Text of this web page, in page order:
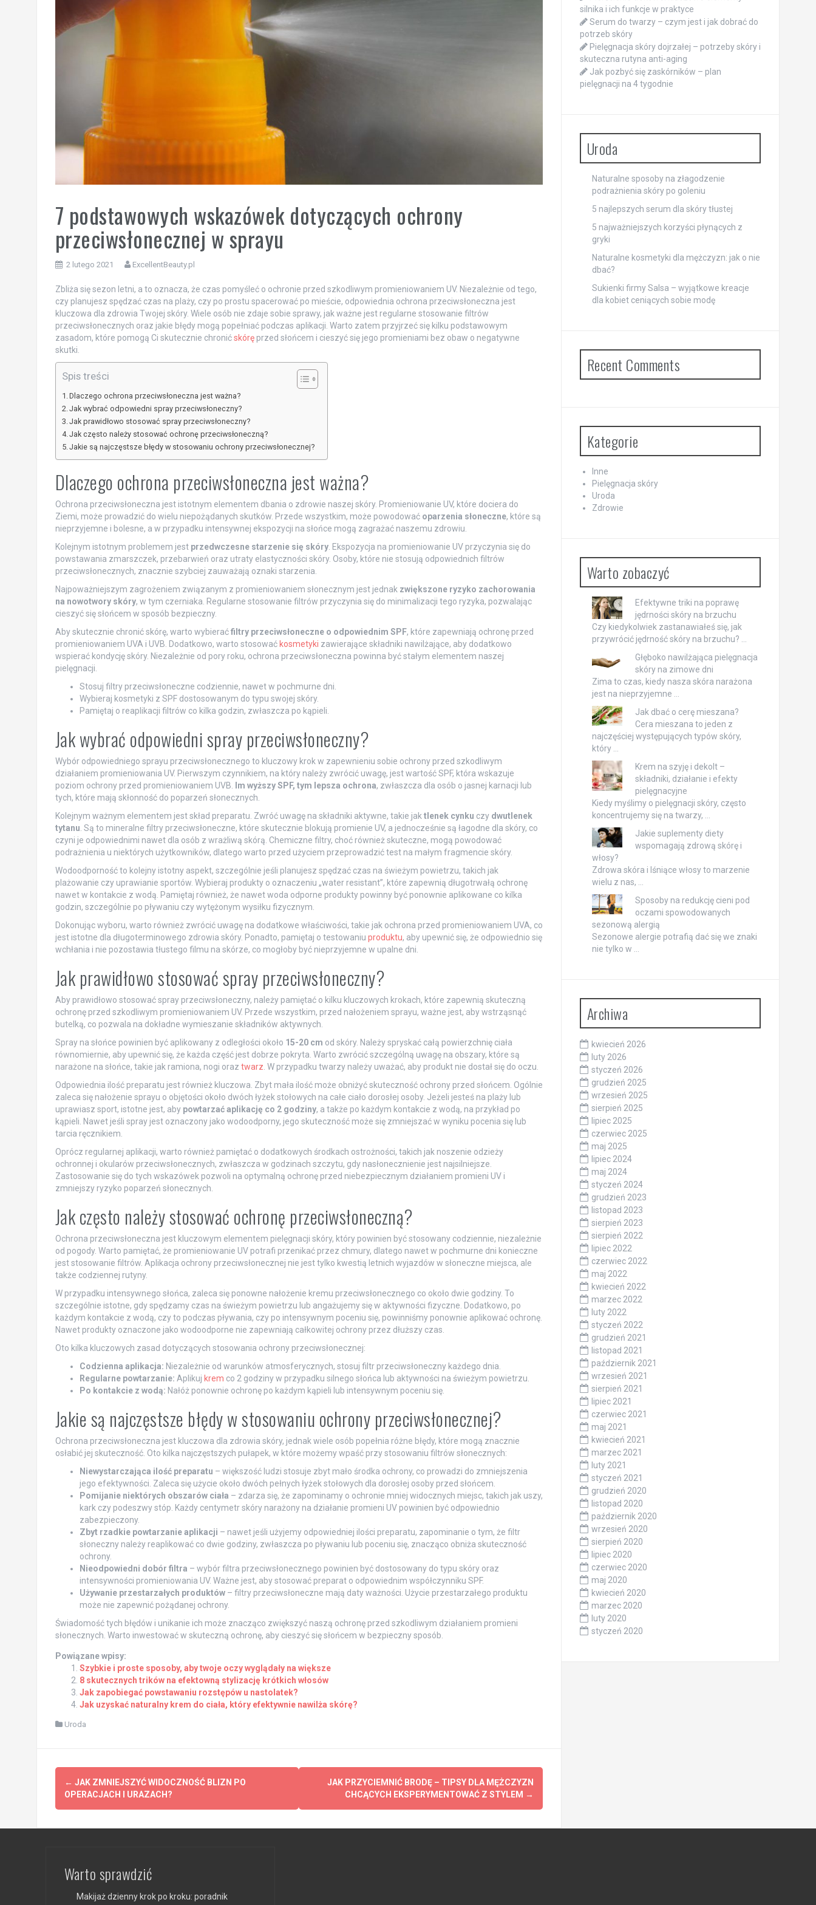
7 podstawowych wskazówek dotyczących ochrony
przeciwsłonecznej w sprayu
2 lutego 2021 ExcellentBeauty.pl
Zbliża się sezon letni, a to oznacza, że czas pomyśleć o ochronie przed szkodliwym promieniowaniem UV. Niezależnie od tego,
czy planujesz spędzać czas na plaży, czy po prostu spacerować po mieście, odpowiednia ochrona przeciwsłoneczna jest
kluczowa dla zdrowia Twojej skóry. Wiele osób nie zdaje sobie sprawy, jak ważne jest regularne stosowanie filtrów
przeciwsłonecznych oraz jakie błędy mogą popełniać podczas aplikacji. Warto zatem przyjrzeć się kilku podstawowym
zasadom, które pomogą Ci skutecznie chronićskóręprzed słońcem i cieszyć się jego promieniami bez obaw o negatywne
skutki.
Spis treści
Dlaczego ochrona przeciwsłoneczna jest ważna?
Jak wybrać odpowiedni spray przeciwsłoneczny?
Jak prawidłowo stosować spray przeciwsłoneczny?
Jak często należy stosować ochronę przeciwsłoneczną?
Jakie są najczęstsze błędy w stosowaniu ochrony przeciwsłonecznej?
Dlaczego ochrona przeciwsłoneczna jest ważna?
Ochrona przeciwsłoneczna jest istotnym elementem dbania o zdrowie naszej skóry. Promieniowanie UV, które dociera do
Ziemi, może prowadzić do wielu niepożądanych skutków. Przede wszystkim, może powodować oparzenia słoneczne, które są
nieprzyjemne i bolesne, a w przypadku intensywnej ekspozycji na słońce mogą zagrażać naszemu zdrowiu.
Kolejnym istotnym problemem jest przedwczesne starzenie się skóry. Ekspozycja na promieniowanie UV przyczynia się do
powstawania zmarszczek, przebarwień oraz utraty elastyczności skóry. Osoby, które nie stosują odpowiednich filtrów
przeciwsłonecznych, znacznie szybciej zauważają oznaki starzenia.
Najpoważniejszym zagrożeniem związanym z promieniowaniem słonecznym jest jednak zwiększone ryzyko zachorowania
na nowotwory skóry, w tym czerniaka. Regularne stosowanie filtrów przyczynia się do minimalizacji tego ryzyka, pozwalając
cieszyć się słońcem w sposób bezpieczny.
Aby skutecznie chronić skórę, warto wybieraćfiltry przeciwsłoneczne o odpowiednim SPF, które zapewniają ochronę przed
promieniowaniem UVA i UVB. Dodatkowo, warto stosować kosmetyki zawierające składniki nawilżające, aby dodatkowo
wspierać kondycję skóry. Niezależnie od pory roku, ochrona przeciwsłoneczna powinna być stałym elementem naszej
pielęgnacji.
Stosuj filtry przeciwsłoneczne codziennie, nawet w pochmurne dni.
Wybieraj kosmetyki z SPF dostosowanym do typu swojej skóry.
Pamiętaj o reaplikacji filtrów co kilka godzin, zwłaszcza po kąpieli.
Jak wybrać odpowiedni spray przeciwsłoneczny?
Wybór odpowiedniego sprayu przeciwsłonecznego to kluczowy krok w zapewnieniu sobie ochrony przed szkodliwym
działaniem promieniowania UV. Pierwszym czynnikiem, na który należy zwrócić uwagę, jest wartość SPF, która wskazuje
poziom ochrony przed promieniowaniem UVB.
Im wyższy SPF, tym lepsza ochrona, zwłaszcza dla osób o jasnej karnacji lub
tych, które mają skłonność do poparzeń słonecznych.
Kolejnym ważnym elementem jest skład preparatu. Zwróć uwagę na składniki aktywne, takie jak tlenek cynku czy dwutlenek
tytanu . Są to mineralne filtry przeciwsłoneczne, które skutecznie blokują promienie UV, a jednocześnie są łagodne dla skóry, co
czyni je odpowiednimi nawet dla osób z wrażliwą skórą. Chemiczne filtry, choć również skuteczne, mogą powodować
podrażnienia u niektórych użytkowników, dlatego warto przed użyciem przeprowadzić test na małym fragmencie skóry.
Wodoodporność to kolejny istotny aspekt, szczególnie jeśli planujesz spędzać czas na świeżym powietrzu, takich jak
plażowanie czy uprawianie sportów. Wybieraj produkty o oznaczeniu „water resistant”, które zapewnią długotrwałą ochronę
nawet w kontakcie z wodą. Pamiętaj również, że nawet woda odporne produkty powinny być ponownie aplikowane co kilka
godzin, szczególnie po pływaniu czy wytężonym wysiłku fizycznym.
Dokonując wyboru, warto również zwrócić uwagę na dodatkowe właściwości, takie jak ochrona przed promieniowaniem UVA, co
jest istotne dla długoterminowego zdrowia skóry. Ponadto, pamiętaj o testowaniu produktu, aby upewnić się, że odpowiednio się
wchłania i nie pozostawia tłustego filmu na skórze, co mogłoby być nieprzyjemne w upalne dni.
Jak prawidłowo stosować spray przeciwsłoneczny?
Aby prawidłowo stosować spray przeciwsłoneczny, należy pamiętać o kilku kluczowych krokach, które zapewnią skuteczną
ochronę przed szkodliwym promieniowaniem UV. Przede wszystkim, przed nałożeniem sprayu, ważne jest, aby wstrząsnąć
butelką, co pozwala na dokładne wymieszanie składników aktywnych.
Spray na słońce powinien być aplikowany z odległości około 15-20 cm od skóry. Należy spryskać całą powierzchnię ciała
równomiernie, aby upewnić się, że każda część jest dobrze pokryta. Warto zwrócić szczególną uwagę na obszary, które są
narażone na słońce, takie jak ramiona, nogi oraz twarz . W przypadku twarzy należy uważać, aby produkt nie dostał się do oczu.
Odpowiednia ilość preparatu jest również kluczowa. Zbyt mała ilość może obniżyć skuteczność ochrony przed słońcem. Ogólnie
zaleca się nałożenie sprayu o objętości około dwóch łyżek stołowych na całe ciało dorosłej osoby. Jeżeli jesteś na plaży lub
uprawiasz sport, istotne jest, aby powtarzać aplikację co 2 godziny, a także po każdym kontakcie z wodą, na przykład po
kąpieli. Nawet jeśli spray jest oznaczony jako wodoodporny, jego skuteczność może się zmniejszać w wyniku pocenia się lub
tarcia ręcznikiem.
Oprócz regularnej aplikacji, warto również pamiętać o dodatkowych środkach ostrożności, takich jak noszenie odzieży
ochronnej i okularów przeciwsłonecznych, zwłaszcza w godzinach szczytu, gdy nasłonecznienie jest najsilniejsze.
Zastosowanie się do tych wskazówek pozwoli na optymalną ochronę przed niebezpiecznym działaniem promieni UV i
zmniejszy ryzyko poparzeń słonecznych.
Jak często należy stosować ochronę przeciwsłoneczną?
Ochrona przeciwsłoneczna jest kluczowym elementem pielęgnacji skóry, który powinien być stosowany codziennie, niezależnie
od pogody. Warto pamiętać, że promieniowanie UV potrafi przenikać przez chmury, dlatego nawet w pochmurne dni konieczne
jest stosowanie filtrów. Aplikacja ochrony przeciwsłonecznej nie jest tylko kwestią letnich wyjazdów w słoneczne miejsca, ale
także codziennej rutyny.
W przypadku intensywnego słońca, zaleca się ponowne nałożenie kremu przeciwsłonecznego co około dwie godziny. To
szczególnie istotne, gdy spędzamy czas na świeżym powietrzu lub angażujemy się w aktywności fizyczne. Dodatkowo, po
każdym kontakcie z wodą, czy to podczas pływania, czy po intensywnym poceniu się, powinniśmy ponownie aplikować ochronę.
Nawet produkty oznaczone jako wodoodporne nie zapewniają całkowitej ochrony przez dłuższy czas.
Oto kilka kluczowych zasad dotyczących stosowania ochrony przeciwsłonecznej:
Codzienna aplikacja: Niezależnie od warunków atmosferycznych, stosuj filtr przeciwsłoneczny każdego dnia.
Regularne powtarzanie: Aplikuj krem co 2 godziny w przypadku silnego słońca lub aktywności na świeżym powietrzu.
Po kontakcie z wodą: Nałóż ponownie ochronę po każdym kąpieli lub intensywnym poceniu się.
Jakie są najczęstsze błędy w stosowaniu ochrony przeciwsłonecznej?
Ochrona przeciwsłoneczna jest kluczowa dla zdrowia skóry, jednak wiele osób popełnia różne błędy, które mogą znacznie
osłabić jej skuteczność. Oto kilka najczęstszych pułapek, w które możemy wpaść przy stosowaniu filtrów słonecznych:
Niewystarczająca ilość preparatu – większość ludzi stosuje zbyt mało środka ochrony, co prowadzi do zmniejszenia
jego efektywności. Zaleca się użycie około dwóch pełnych łyżek stołowych dla dorosłej osoby przed słońcem.
Pomijanie niektórych obszarów ciała – zdarza się, że zapominamy o ochronie mniej widocznych miejsc, takich jak uszy,
kark czy podeszwy stóp. Każdy centymetr skóry narażony na działanie promieni UV powinien być odpowiednio
zabezpieczony.
Zbyt rzadkie powtarzanie aplikacji – nawet jeśli użyjemy odpowiedniej ilości preparatu, zapominanie o tym, że filtr
słoneczny należy reaplikować co dwie godziny, zwłaszcza po pływaniu lub poceniu się, znacząco obniża skuteczność
ochrony.
Nieodpowiedni dobór filtra – wybór filtra przeciwsłonecznego powinien być dostosowany do typu skóry oraz
intensywności promieniowania UV. Ważne jest, aby stosować preparat o odpowiednim współczynniku SPF.
Używanie przestarzałych produktów– filtry przeciwsłoneczne mają daty ważności. Użycie przestarzałego produktu
może nie zapewnić pożądanej ochrony.
Świadomość tych błędów i unikanie ich może znacząco zwiększyć naszą ochronę przed szkodliwym działaniem promieni
słonecznych. Warto inwestować w skuteczną ochronę, aby cieszyć się słońcem w bezpieczny sposób.
Powiązane wpisy:
Szybkie i proste sposoby, aby twoje oczy wyglądały na większe
8 skutecznych trików na efektowną stylizację krótkich włosów
Jak zapobiegać powstawaniu rozstępów u nastolatek?
Jak uzyskać naturalny krem do ciała, który efektywnie nawilża skórę?
Uroda
Post
navigation
← JAK ZMNIEJSZYĆ WIDOCZNOŚĆ BLIZN PO
OPERACJACH I URAZACH?
JAK PRZYCIEMNIĆ BRODĘ – TIPSY DLA MĘŻCZYZN
CHCĄCYCH EKSPERYMENTOWAĆ Z STYLEM →
silnika i ich funkcje w praktyce
Serum do twarzy – czym jest i jak dobrać do
potrzeb skóry
Pielęgnacja skóry dojrzałej – potrzeby skóry i
skuteczna rutyna anti-aging
Jak pozbyć się zaskórników – plan
pielęgnacji na 4 tygodnie
Uroda
Naturalne sposoby na złagodzenie
podrażnienia skóry po goleniu
5 najlepszych serum dla skóry tłustej
5 najważniejszych korzyści płynących z
gryki
Naturalne kosmetyki dla mężczyzn: jak o nie
dbać?
Sukienki firmy Salsa – wyjątkowe kreacje
dla kobiet ceniących sobie modę
Recent Comments
Kategorie
Inne
Pielęgnacja skóry
Uroda
Zdrowie
Warto zobaczyć
Efektywne triki na poprawę
jędrności skóry na brzuchu
Czy kiedykolwiek zastanawiałeś się, jak
przywrócić jędrność skóry na brzuchu? …
Głęboko nawilżająca pielęgnacja
skóry na zimowe dni
Zima to czas, kiedy nasza skóra narażona
jest na nieprzyjemne …
Jak dbać o cerę mieszana?
Cera mieszana to jeden z
najczęściej występujących typów skóry,
który …
Krem na szyję i dekolt –
składniki, działanie i efekty
pielęgnacyjne
Kiedy myślimy o pielęgnacji skóry, często
koncentrujemy się na twarzy, …
Jakie suplementy diety
wspomagają zdrową skórę i
włosy?
Zdrowa skóra i lśniące włosy to marzenie
wielu z nas, …
Sposoby na redukcję cieni pod
oczami spowodowanych
sezonową alergią
Sezonowe alergie potrafią dać się we znaki
nie tylko w …
Archiwa
kwiecień 2026
luty 2026
styczeń 2026
grudzień 2025
wrzesień 2025
sierpień 2025
lipiec 2025
czerwiec 2025
maj 2025
lipiec 2024
maj 2024
styczeń 2024
grudzień 2023
listopad 2023
sierpień 2023
sierpień 2022
lipiec 2022
czerwiec 2022
maj 2022
kwiecień 2022
marzec 2022
luty 2022
styczeń 2022
grudzień 2021
listopad 2021
październik 2021
wrzesień 2021
sierpień 2021
lipiec 2021
czerwiec 2021
maj 2021
kwiecień 2021
marzec 2021
luty 2021
styczeń 2021
grudzień 2020
listopad 2020
październik 2020
wrzesień 2020
sierpień 2020
lipiec 2020
czerwiec 2020
maj 2020
kwiecień 2020
marzec 2020
luty 2020
styczeń 2020
Warto sprawdzić
Makijaż dzienny krok po kroku: poradnik